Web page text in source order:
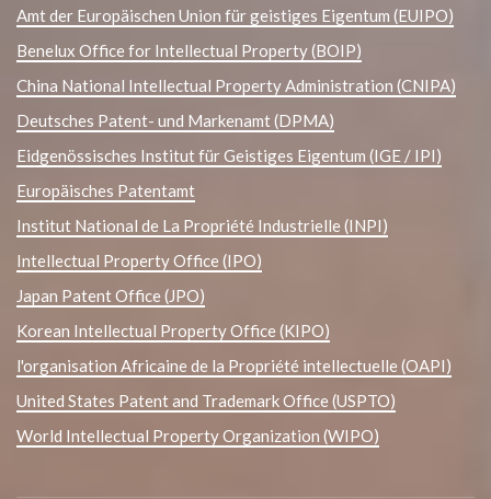
Amt der Europäischen Union für geistiges Eigentum (EUIPO)
Benelux Office for Intellectual Property (BOIP)
China National Intellectual Property Administration (CNIPA)
Deutsches Patent- und Markenamt (DPMA)
Eidgenössisches Institut für Geistiges Eigentum (IGE / IPI)
Europäisches Patentamt
Institut National de La Propriété Industrielle (INPI)
Intellectual Property Office (IPO)
Japan Patent Office (JPO)
Korean Intellectual Property Office (KIPO)
l'organisation Africaine de la Propriété intellectuelle (OAPI)
United States Patent and Trademark Office (USPTO)
World Intellectual Property Organization (WIPO)